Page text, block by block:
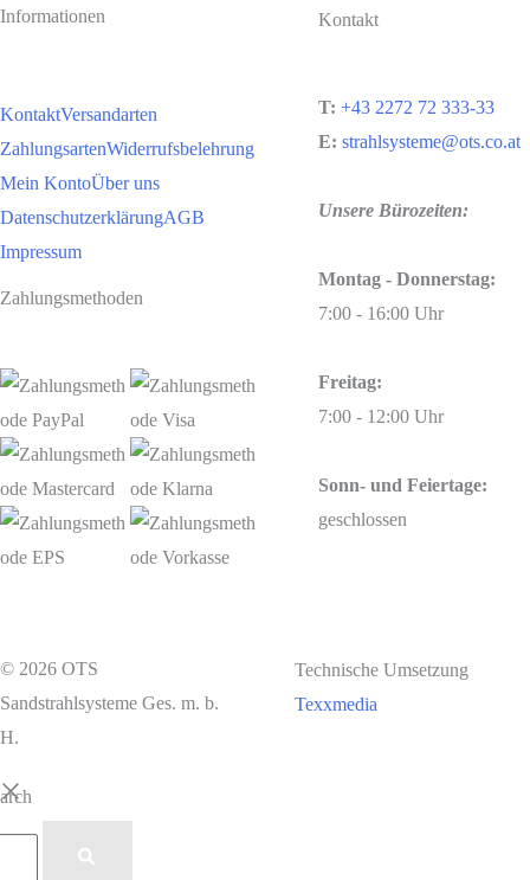
Informationen
KontaktVersandarten
ZahlungsartenWiderrufsbelehrung
Mein KontoÜber uns
DatenschutzerklärungAGB
Impressum
Zahlungsmethoden
Kontakt
T: +43 2272 72 333-33
E: strahlsysteme@ots.co.at
Unsere Bürozeiten:
Montag - Donnerstag:
7:00 - 16:00 Uhr
Freitag:
7:00 - 12:00 Uhr
Sonn- und Feiertage:
geschlossen
© 2026 OTS
Sandstrahlsysteme Ges. m. b.
H.
Technische Umsetzung
Texxmedia